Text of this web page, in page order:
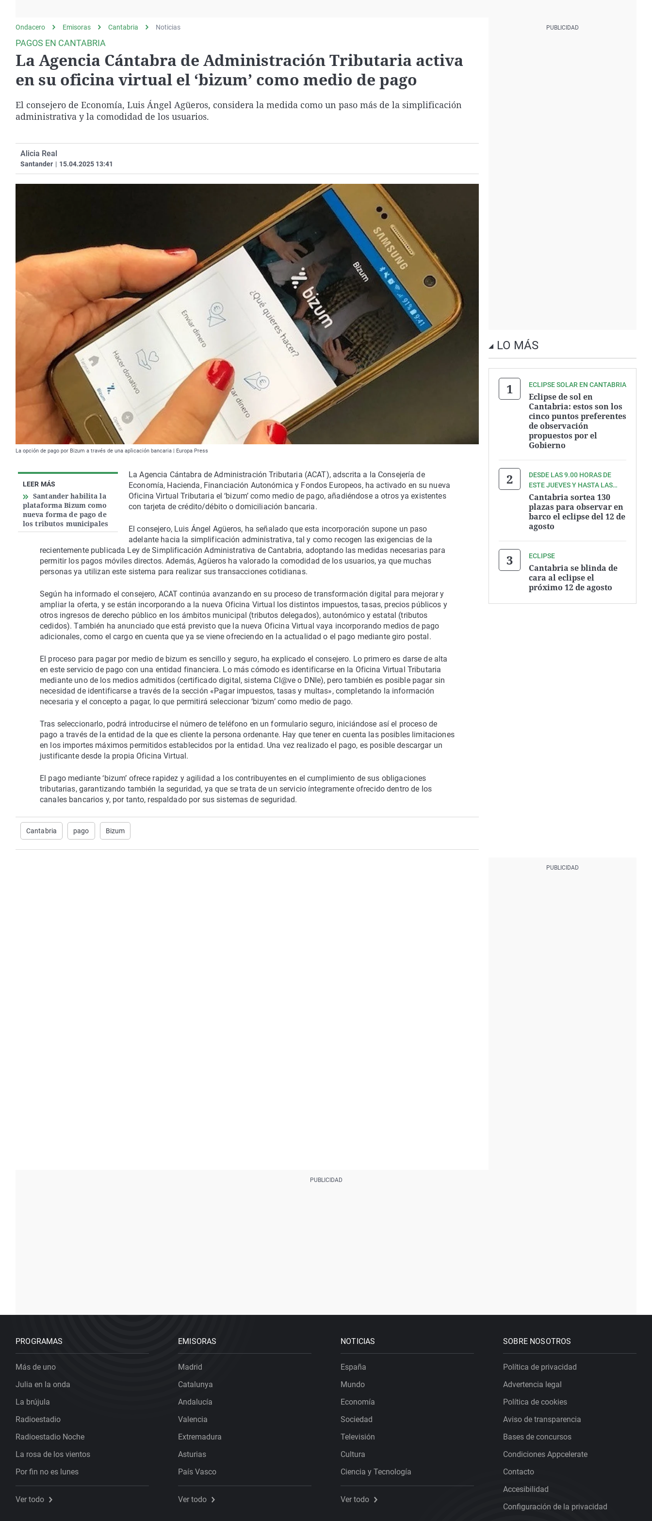
gato
Operación Viuda
Negra
Navarra
Ondacero Emisoras Cantabria Noticias
PAGOS EN CANTABRIA
La Agencia Cántabra de Administración Tributaria activa
en su oficina virtual el ‘bizum’ como medio de pago
El consejero de Economía, Luis Ángel Agüeros, considera la medida como un paso más de la simplificación
administrativa y la comodidad de los usuarios.
Alicia Real
Santander | 15.04.2025 13:41
La opción de pago por Bizum a través de una aplicación bancaria | Europa Press
LEER MÁS
Santander habilita la
plataforma Bizum como
nueva forma de pago de
los tributos municipales
La Agencia Cántabra de Administración Tributaria (ACAT), adscrita a la Consejería de
Economía, Hacienda, Financiación Autonómica y Fondos Europeos, ha activado en su nueva
Oficina Virtual Tributaria el ‘bizum’ como medio de pago, añadiéndose a otros ya existentes
con tarjeta de crédito/débito o domiciliación bancaria.
El consejero, Luis Ángel Agüeros, ha señalado que esta incorporación supone un paso
adelante hacia la simplificación administrativa, tal y como recogen las exigencias de la
recientemente publicada Ley de Simplificación Administrativa de Cantabria, adoptando las medidas necesarias para
permitir los pagos móviles directos. Además, Agüeros ha valorado la comodidad de los usuarios, ya que muchas
personas ya utilizan este sistema para realizar sus transacciones cotidianas.
Según ha informado el consejero, ACAT continúa avanzando en su proceso de transformación digital para mejorar y
ampliar la oferta, y se están incorporando a la nueva Oficina Virtual los distintos impuestos, tasas, precios públicos y
otros ingresos de derecho público en los ámbitos municipal (tributos delegados), autonómico y estatal (tributos
cedidos). También ha anunciado que está previsto que la nueva Oficina Virtual vaya incorporando medios de pago
adicionales, como el cargo en cuenta que ya se viene ofreciendo en la actualidad o el pago mediante giro postal.
El proceso para pagar por medio de bizum es sencillo y seguro, ha explicado el consejero. Lo primero es darse de alta
en este servicio de pago con una entidad financiera. Lo más cómodo es identificarse en la Oficina Virtual Tributaria
mediante uno de los medios admitidos (certificado digital, sistema Cl@ve o DNIe), pero también es posible pagar sin
necesidad de identificarse a través de la sección «Pagar impuestos, tasas y multas», completando la información
necesaria y el concepto a pagar, lo que permitirá seleccionar ‘bizum’ como medio de pago.
Tras seleccionarlo, podrá introducirse el número de teléfono en un formulario seguro, iniciándose así el proceso de
pago a través de la entidad de la que es cliente la persona ordenante. Hay que tener en cuenta las posibles limitaciones
en los importes máximos permitidos establecidos por la entidad. Una vez realizado el pago, es posible descargar un
justificante desde la propia Oficina Virtual.
El pago mediante ‘bizum’ ofrece rapidez y agilidad a los contribuyentes en el cumplimiento de sus obligaciones
tributarias, garantizando también la seguridad, ya que se trata de un servicio íntegramente ofrecido dentro de los
canales bancarios y, por tanto, respaldado por sus sistemas de seguridad.
Cantabria pago Bizum
LO MÁS
ECLIPSE SOLAR EN CANTABRIA
Eclipse de sol en
Cantabria: estos son los
cinco puntos preferentes
de observación
propuestos por el
Gobierno
DESDE LAS 9.00 HORAS DE
ESTE JUEVES Y HASTA LAS
9.00 HORAS DEL VIERNES
Cantabria sortea 130
plazas para observar en
barco el eclipse del 12 de
agosto
ECLIPSE
Cantabria se blinda de
cara al eclipse el
próximo 12 de agosto
PROGRAMAS
Más de uno
Julia en la onda
La brújula
Radioestadio
Radioestadio Noche
La rosa de los vientos
Por fin no es lunes
Ver todo
EMISORAS
Madrid
Catalunya
Andalucía
Valencia
Extremadura
Asturias
País Vasco
Ver todo
NOTICIAS
España
Mundo
Economía
Sociedad
Televisión
Cultura
Ciencia y Tecnología
Ver todo
SOBRE NOSOTROS
Política de privacidad
Advertencia legal
Política de cookies
Aviso de transparencia
Bases de concursos
Condiciones Appcelerate
Contacto
Accesibilidad
Configuración de la privacidad